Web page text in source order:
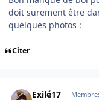
doit surement être
quelques photos :
Citer
Exilé17